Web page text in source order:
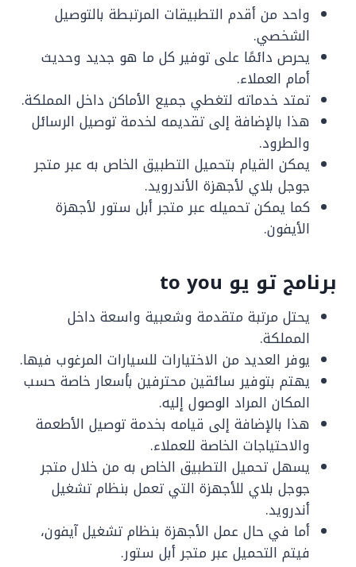
واحد من أقدم التطبيقات المرتبطة بالتوصيل
الشخصي.
يحرص دائمًا على توفير كل ما هو جديد وحديث
أمام العملاء.
تمتد خدماته لتغطي جميع الأماكن داخل المملكة.
هذا بالإضافة إلى تقديمه لخدمة توصيل الرسائل
والطرود.
يمكن القيام بتحميل التطبيق الخاص به عبر متجر
جوجل بلاي لأجهزة الأندرويد.
كما يمكن تحميله عبر متجر أبل ستور لأجهزة
الأيفون.
برنامج تو يو to you
يحتل مرتبة متقدمة وشعبية واسعة داخل
المملكة.
يوفر العديد من الاختيارات للسيارات المرغوب فيها.
يهتم بتوفير سائقين محترفين بأسعار خاصة حسب
المكان المراد الوصول إليه.
هذا بالإضافة إلى قيامه بخدمة توصيل الأطعمة
والاحتياجات الخاصة للعملاء.
يسهل تحميل التطبيق الخاص به من خلال متجر
جوجل بلاي للأجهزة التي تعمل بنظام تشغيل
أندرويد.
أما في حال عمل الأجهزة بنظام تشغيل آيفون،
فيتم التحميل عبر متجر أبل ستور.